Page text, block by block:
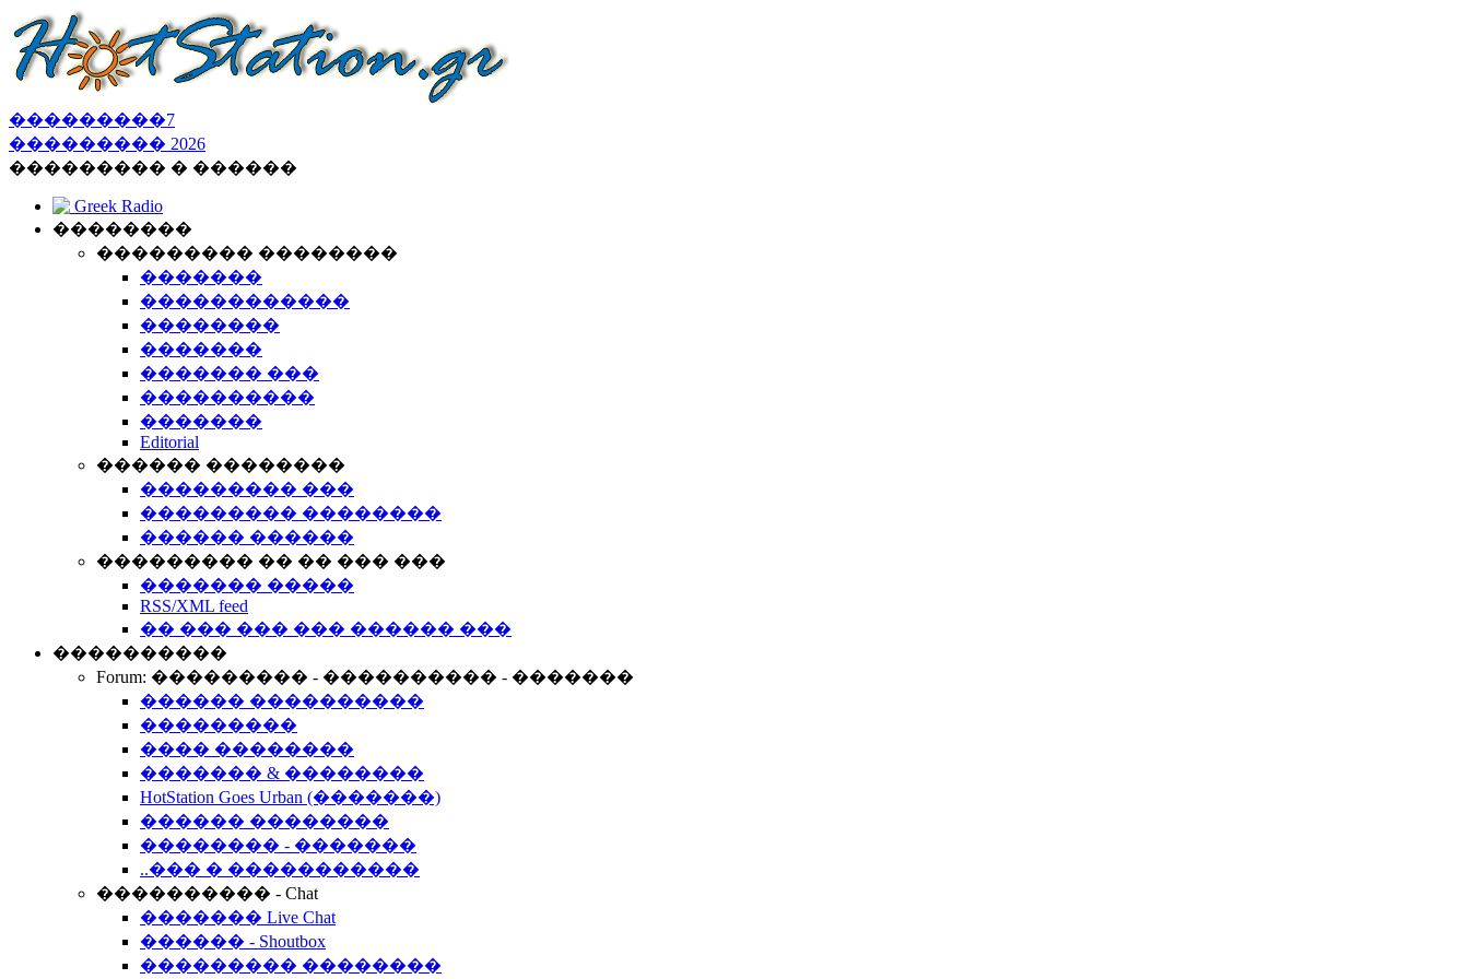
���������7
��������� 2026
��������� � ������
Greek Radio
��������
��������� ��������
�������
������������
��������
�������
������� ���
����������
�������
Editorial
������ ��������
��������� ���
��������� ��������
������ ������
��������� �� �� ��� ���
������� �����
RSS/XML feed
�� ��� ��� ��� ������ ���
����������
Forum: ��������� - ���������� - �������
������ ����������
���������
���� ��������
������� & ��������
HotStation Goes Urban (�������)
������ ��������
�������� - �������
..��� � �����������
���������� - Chat
������� Live Chat
������ - Shoutbox
��������� ��������